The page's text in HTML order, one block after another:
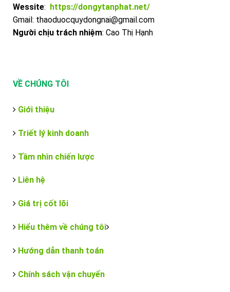
Wessite: https://dongytanphat.net/
Gmail: thaoduocquydongnai@gmail.com
Người chịu trách nhiệm: Cao Thị Hạnh
VỀ CHÚNG TÔI
Giới thiệu
Triết lý kinh doanh
Tầm nhìn chiến lược
Liên hệ
Giá trị cốt lõi
Hiểu thêm về chúng tôi
Hướng dẫn thanh toán
Chính sách vận chuyển